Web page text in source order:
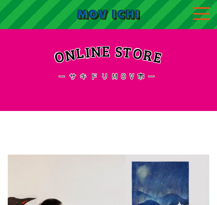
ONLINE STORE
ーサキドリMOV市ー